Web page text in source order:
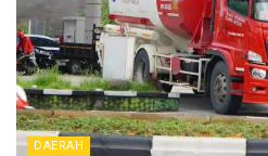
DAERAH